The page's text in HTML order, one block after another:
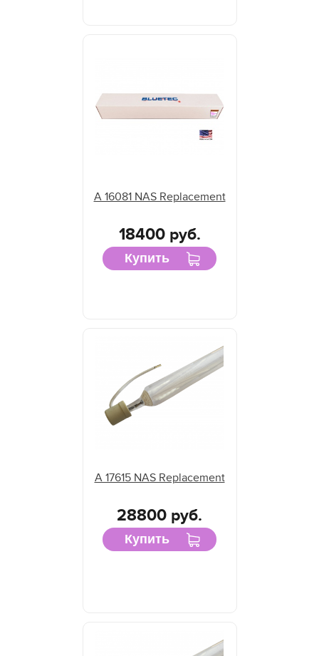
A 16081 NAS Replacement
18400 руб.
Купить
A 17615 NAS Replacement
28800 руб.
Купить